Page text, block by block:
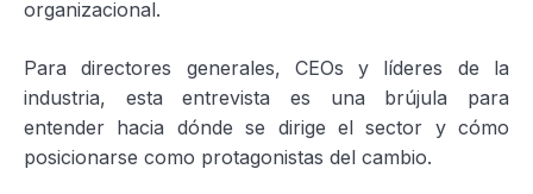
organizacional.
Para directores generales, CEOs y líderes de la
industria, esta entrevista es una brújula para
entender hacia dónde se dirige el sector y cómo
posicionarse como protagonistas del cambio.